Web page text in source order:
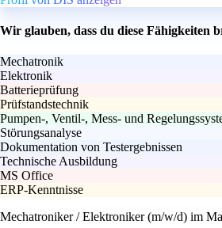
Wir glauben, dass du diese
Mechatronik
Elektronik
Batterieprüfung
Prüfstandstechnik
Pumpen-, Ventil-, Mess- und
Störungsanalyse
Dokumentation von Testergebnissen
Technische Ausbildung
MS Office
ERP-Kenntnisse
Mechatroniker / Elektroniker (m/w/d) im